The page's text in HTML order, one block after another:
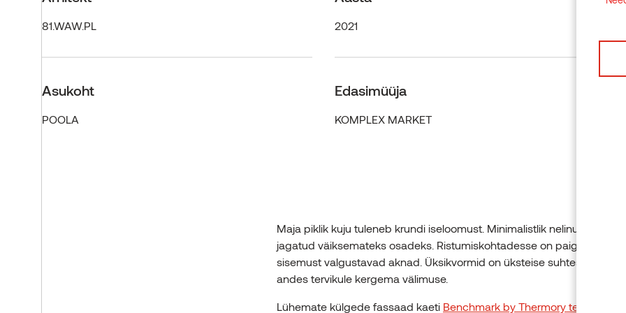
81.WAW.PL 2021
Asukoht
POOLA
Edasimüüja
KOMPLEX MARKET
Maja piklik kuju tuleneb krundi iseloomust. Minimalistlik nelinurkne vorm
jagatud väiksemateks osadeks. Ristumiskohtadesse on paigutatud
sisemust valgustavad aknad. Üksikvormid on üksteise suhtes veidi
andes tervikule kergema välimuse.
Lühemate külgede fassaad kaeti Benchmark by Thermory